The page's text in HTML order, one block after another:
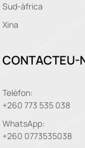
Sud-àfrica
Xina
CONTACTEU-
Telèfon:
+260 773 535 038
WhatsApp:
+260 0773535038